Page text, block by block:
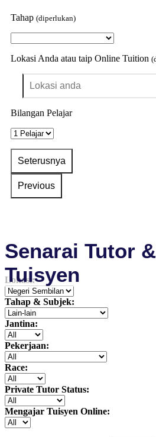
Tahap (diperlukan)
Lokasi Anda atau taip Online Tuition
Bilangan Pelajar
Senarai Tutor
Tuisyen
Lokasi:
Tahap & Subjek:
Jantina:
Pekerjaan:
Race:
Private Tutor Status:
Mengajar Tuisyen Online: